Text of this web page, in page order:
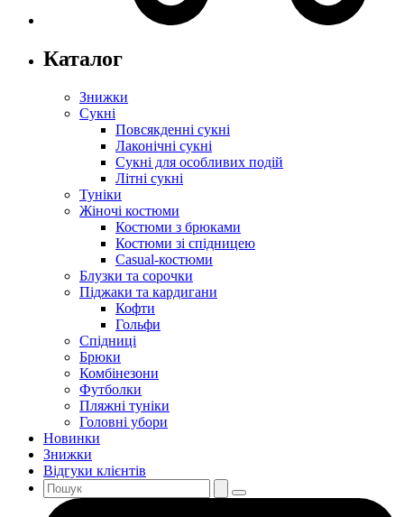
Каталог
Знижки
Сукні
Повсякденні сукні
Лаконічні сукні
Сукні для особливих подій
Літні сукні
Туніки
Жіночі костюми
Костюми з брюками
Костюми зі спідницею
Casual-костюми
Блузки та сорочки
Піджаки та кардигани
Кофти
Гольфи
Спідниці
Брюки
Комбінезони
Футболки
Пляжні туніки
Головні убори
Новинки
Знижки
Відгуки клієнтів